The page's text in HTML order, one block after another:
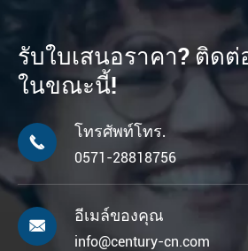
รับใบเสนอราคา? ติด
ในขณะนี้!

โทรศัพท์โทร.
0571-28818756

อีเมล์ของคุณ
info@century-cn.com